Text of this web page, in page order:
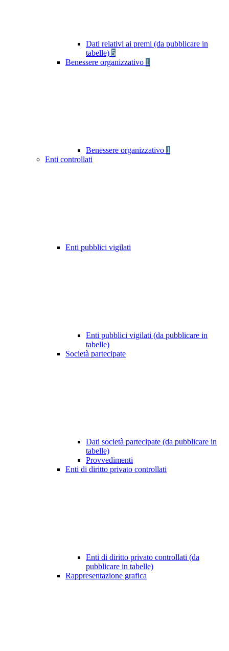
Dati relativi ai premi (da pubblicare in
tabelle) 5
Benessere organizzativo 1
Benessere organizzativo 1
Enti controllati
Enti pubblici vigilati
Enti pubblici vigilati (da pubblicare in
tabelle)
Società partecipate
Dati società partecipate (da pubblicare in
tabelle)
Provvedimenti
Enti di diritto privato controllati
Enti di diritto privato controllati (da
pubblicare in tabelle)
Rappresentazione grafica